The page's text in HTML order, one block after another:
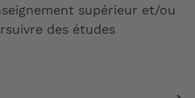
supérieur et/ou
des études